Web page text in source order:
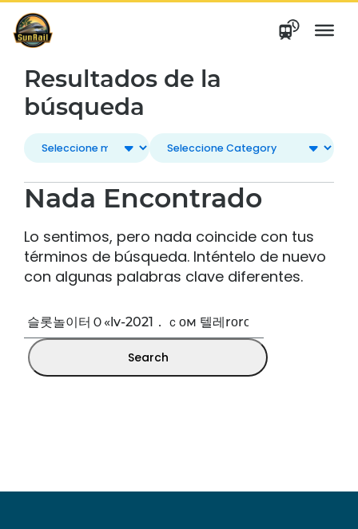
saltar
contenido
Resultados de la
búsqueda
Nada Encontrado
Lo sentimos, pero nada coincide con tus
términos de búsqueda. Inténtelo de nuevo
con algunas palabras clave diferentes.
Buscar